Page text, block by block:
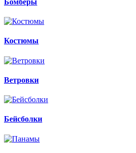
Костюмы
Ветровки
Бейсболки